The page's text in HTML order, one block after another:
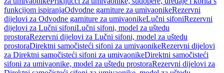
funkcijom ispiranjaOdvodne garniture za umivaonikeRezervni
dijelovi za Odvodne garniture za umivaonikeLučni sifoniRezervni
dijelovi za Lučni sifoniLučni sifoni, model za uštedu
prostoraRezervni dijelovi za Lučni sifoni, model za uštedu
prostoraDirektni samočisteći sifoni za umivaonikeRezervni dijelovi
za Direktni samočisteći sifoni za umivaonikeDirektni samočisteći
sifoni za umivaonike, model za uštedu prostoraRezervni dijelovi za